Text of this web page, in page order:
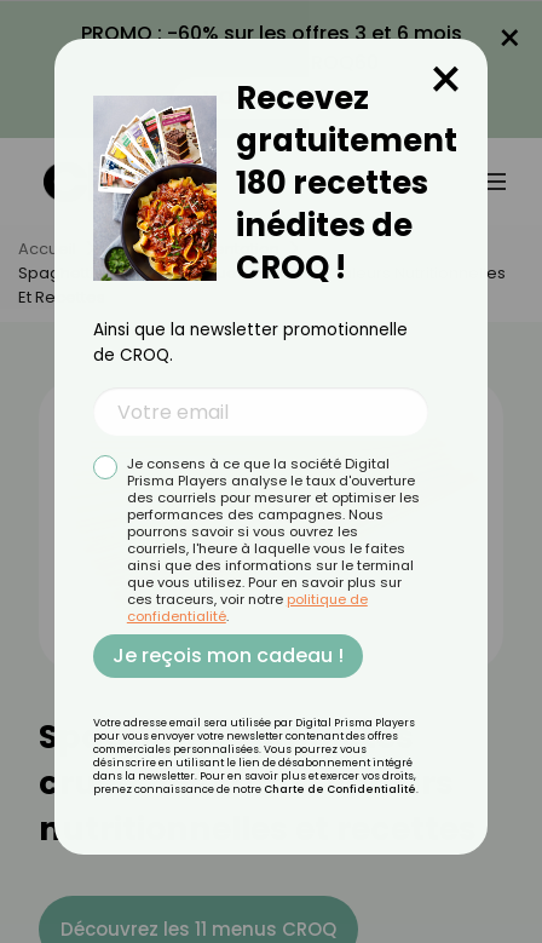
PROMO : -60% sur les offres 3 et 6 mois
VOIR LA PROMO
×
Accueil Actus
Alimentation
Spaghettis Complètes Crues : Bienfaits, Valeurs Nutritionnelles
Et Recettes
Spaghettis complètes
crues : bienfaits, valeurs
nutritionnelles et recettes
Découvrez les 11 menus CROQ
Recevez
gratuitement
180 recettes
inédites de
CROQ !
×
Ainsi que la newsletter promotionnelle
de CROQ.
Je consens à ce que la société Digital
Prisma Players analyse le taux d'ouverture
des courriels pour mesurer et optimiser les
performances des campagnes. Nous
pourrons savoir si vous ouvrez les
courriels, l'heure à laquelle vous le faites
ainsi que des informations sur le terminal
que vous utilisez. Pour en savoir plus sur
ces traceurs, voir notre politique de
confidentialité.
Je reçois mon cadeau !
Votre adresse email sera utilisée par Digital Prisma Players
pour vous envoyer votre newsletter contenant des offres
commerciales personnalisées. Vous pourrez vous
désinscrire en utilisant le lien de désabonnement intégré
dans la newsletter. Pour en savoir plus et exercer vos droits,
prenez connaissance de notre Charte de Confidentialité.